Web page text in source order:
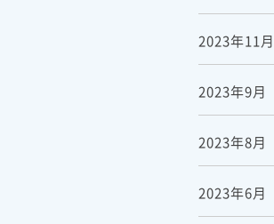
2023年11月
2023年9月
2023年8月
2023年6月